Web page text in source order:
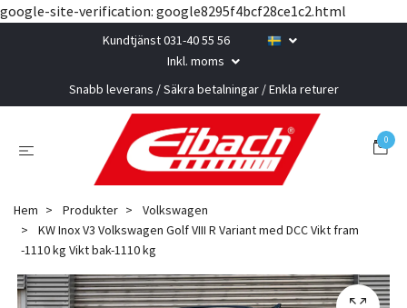
google-site-verification: google8295f4bcf28ce1c2.html
Kundtjänst 031-40 55 56
Inkl. moms
Snabb leverans / Säkra betalningar / Enkla returer
0
Hem Produkter
Volkswagen
KW Inox V3 Volkswagen Golf VIII R Variant med DCC Vikt fram
-1110 kg Vikt bak-1110 kg